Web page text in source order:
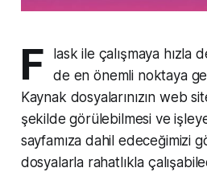
F
lask ile çalışmaya hızla
de en önemli noktaya
Kaynak dosyalarınızın web
şekilde görülebilmesi ve
sayfamıza dahil edeceğimizi
dosyalarla rahatlıkla